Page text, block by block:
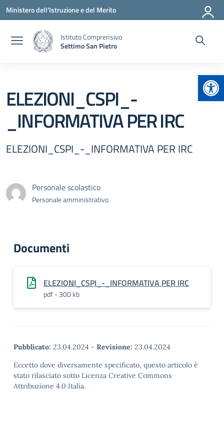
Vai ai contenuti
Vai al menu di navigazione
Vai al footer
Ministero dell'Istruzione e del Merito
Istituto Comprensivo
Settimo San Pietro
ELEZIONI_CSPI_-
_INFORMATIVA PER IRC
ELEZIONI_CSPI_-_INFORMATIVA PER IRC
Personale scolastico
Personale amministrativo
Documenti
ELEZIONI_CSPI_-_INFORMATIVA PER IRC
pdf - 300 kb
Pubblicato: 23.04.2024 - Revisione: 23.04.2024
Eccetto dove diversamente specificato, questo articolo è
stato rilasciato sotto Licenza Creative Commons
Attribuzione 4.0 Italia.